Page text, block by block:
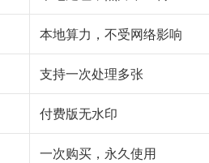
本地算力，不受网络影响
支持一次处理多张
付费版无水印
一次购买，永久使用